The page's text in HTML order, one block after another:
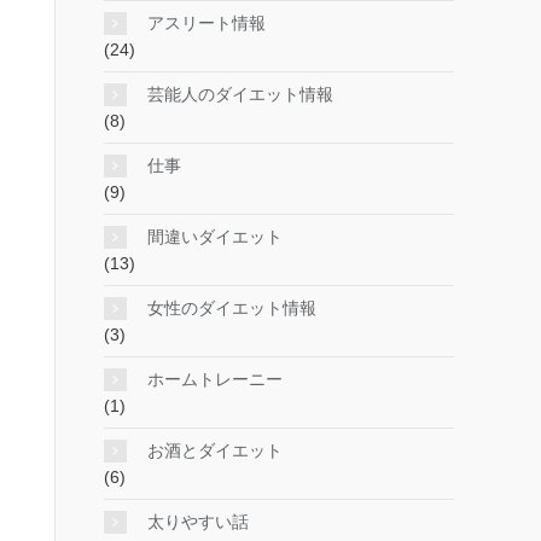
アスリート情報
(24)
芸能人のダイエット情報
(8)
仕事
(9)
間違いダイエット
(13)
女性のダイエット情報
(3)
ホームトレーニー
(1)
お酒とダイエット
(6)
太りやすい話